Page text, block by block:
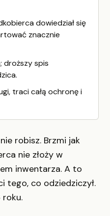
dowiedział się
znacznie
droższy spis
traci całą ochronę i
robisz. Brzmi jak
nie złoży w
inwentarza. A to
tego, co odziedziczył.